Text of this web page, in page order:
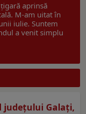
aprinsă
M-am uitat în
iulie. Suntem
a venit simplu
judeţului Galaţi,